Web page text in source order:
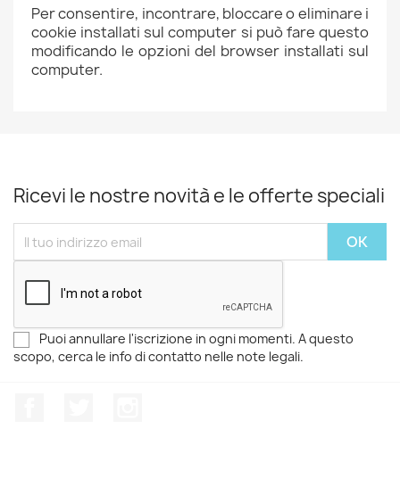
Per consentire, incontrare, bloccare o eliminare i
cookie installati sul computer si può fare questo
modificando le opzioni del browser installati sul
computer.
Ricevi le nostre novità e le offerte speciali
Puoi annullare l'iscrizione in ogni momenti. A questo
scopo, cerca le info di contatto nelle note legali.